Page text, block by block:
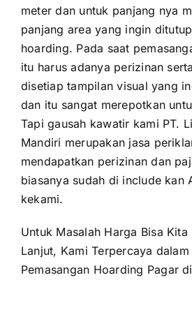
meter dan untuk panjang nya
panjang area yang ingin
hoarding. Pada saat
itu harus adanya perizinan
disetiap tampilan visual yang
dan itu sangat merepotkan
Tapi gausah kawatir kami PT.
Mandiri merupakan jasa
mendapatkan perizinan dan
biasanya sudah di include kan
kekami.
Untuk Masalah Harga Bisa
Lanjut, Kami Terpercaya
Pemasangan Hoarding Pagar